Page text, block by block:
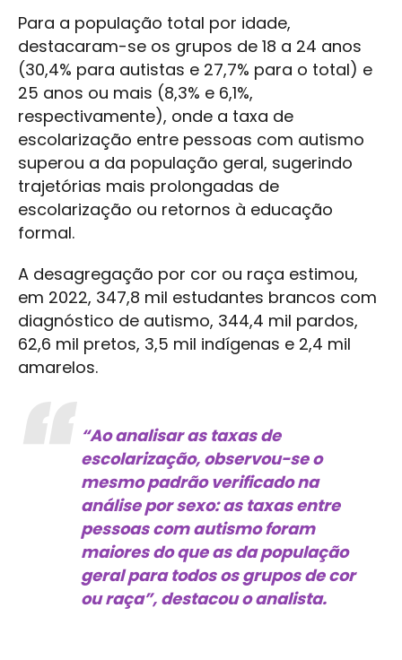
Para a população total por idade,
destacaram-se os grupos de 18 a 24 anos
(30,4% para autistas e 27,7% para o total) e
25 anos ou mais (8,3% e 6,1%,
respectivamente), onde a taxa de
escolarização entre pessoas com autismo
superou a da população geral, sugerindo
trajetórias mais prolongadas de
escolarização ou retornos à educação
formal.
A desagregação por cor ou raça estimou,
em 2022, 347,8 mil estudantes brancos com
diagnóstico de autismo, 344,4 mil pardos,
62,6 mil pretos, 3,5 mil indígenas e 2,4 mil
amarelos.
“Ao analisar as taxas de
escolarização, observou-se o
mesmo padrão verificado na
análise por sexo: as taxas entre
pessoas com autismo foram
maiores do que as da população
geral para todos os grupos de cor
ou raça”, destacou o analista.